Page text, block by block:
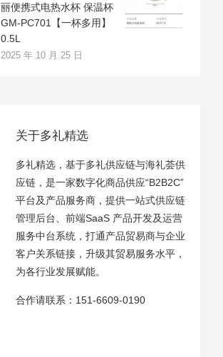
丽便携式电热水杯 保温杯
GM-PC701【一杯多用】
0.5L
2025 年 10 月 25 日
关于多礼精选
多礼精选，基于多礼供应链与海礼荟供
应链，是一家数字化商品供应“B2B2C”
平台及产品服务商，提供一站式供应链
管理后台、前端SaaS 产品开发及运营
服务中台系统，打通产品贸易商与企业
客户关系链接，升级其贸易服务水平，
为各行业发展赋能。
合作请联系：151-6609-0190